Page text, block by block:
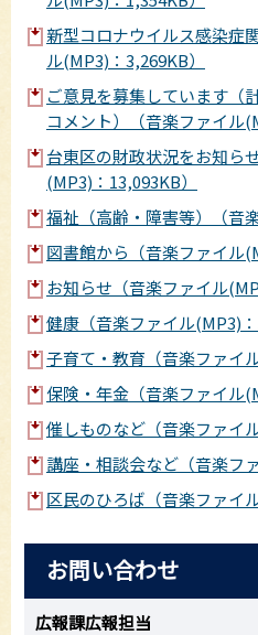
新型コロナウイルス感染症
ル(MP3)：3,269KB）
ご意見を募集しています（
コメント）（音楽ファイル
台東区の財政状況をお知ら
(MP3)：13,093KB）
福祉（高齢・障害等）（音
図書館から（音楽ファイル
お知らせ（音楽ファイル
健康（音楽ファイル(MP3)：
子育て・教育（音楽ファイ
保険・年金（音楽ファイル
催しものなど（音楽ファイ
講座・相談会など（音楽フ
区民のひろば（音楽ファイ
お問い合わせ
広報課広報担当